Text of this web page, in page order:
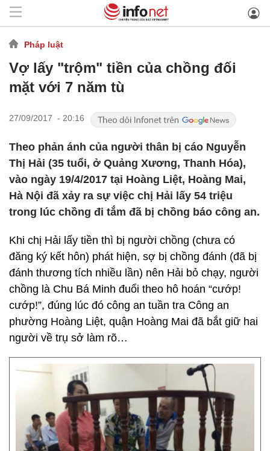
Pháp luật
Vợ lấy "trộm" tiền của chồng đối
mặt với 7 năm tù
27/09/2017 - 20:16
Theo phản ánh của người thân bị cáo Nguyễn
Thị Hải (35 tuổi, ở Quảng Xương, Thanh Hóa),
vào ngày 19/4/2017 tại Hoàng Liệt, Hoàng Mai,
Hà Nội đã xảy ra sự việc chị Hải lấy 54 triệu
trong lúc chồng đi tắm đã bị chồng báo công an.
Khi chị Hải lấy tiền thì bị người chồng (chưa có
đăng ký kết hôn) phát hiện, sợ bị chồng đánh (đã bị
đánh thương tích nhiều lần) nên Hải bỏ chạy, người
chồng là Chu Bá Minh đuổi theo hô hoán “cướp!
cướp!”, đúng lúc đó công an tuần tra Công an
phường Hoàng Liệt, quận Hoàng Mai đã bắt giữ hai
người về trụ sở làm rõ…